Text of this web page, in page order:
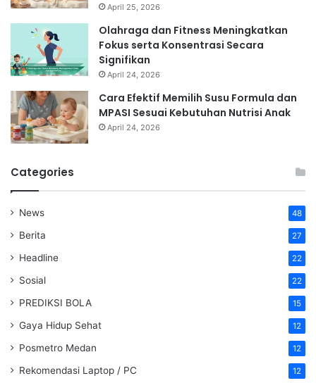
April 25, 2026
Olahraga dan Fitness Meningkatkan
Fokus serta Konsentrasi Secara
Signifikan
April 24, 2026
Cara Efektif Memilih Susu Formula dan
MPASI Sesuai Kebutuhan Nutrisi Anak
April 24, 2026
Categories
News 48
Berita 27
Headline 22
Sosial 22
PREDIKSI BOLA 15
Gaya Hidup Sehat 12
Posmetro Medan 12
Rekomendasi Laptop / PC 12